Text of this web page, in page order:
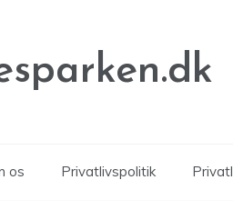
os Privatlivspolitik